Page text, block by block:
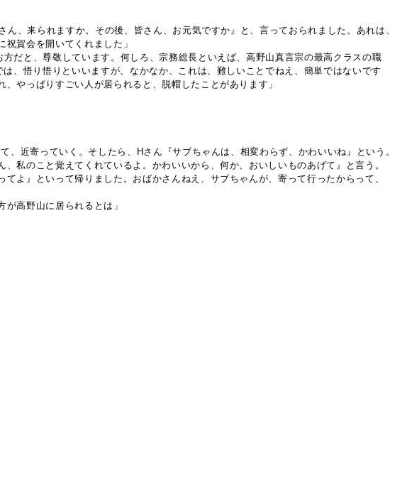
、来られますか。その後、皆さん、お元気ですか』と、言っておられました。あれは、
賀会を開いてくれました」
だと、尊敬しています。何しろ、宗務総長といえば、高野山真言宗の最高クラスの職
、悟り悟りといいますが、なかなか、これは、難しいことでねえ、簡単ではないです
やっぱりすごい人が居られると、脱帽したことがあります」
近寄っていく。そしたら、Hさん『サブちゃんは、相変わらず、かわいいね』という。
私のこと覚えてくれているよ。かわいいから、何か、おいしいものあげて』と言う。
よ』といって帰りました。おばかさんねえ、サブちゃんが、寄って行ったからって、
高野山に居られるとは」